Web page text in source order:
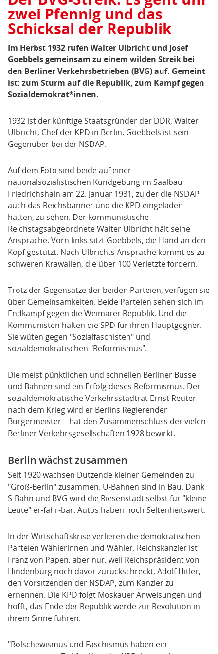
zwei Pfennig und das
Schicksal der Republik
Im Herbst 1932 rufen Walter Ulbricht und Josef
Goebbels gemeinsam zu einem wilden Streik bei
den Berliner Verkehrsbetrieben (BVG) auf. Gemeint
ist: zum Sturm auf die Republik, zum Kampf gegen
Sozialdemokrat*innen.
1932 ist der künftige Staatsgründer der DDR, Walter
Ulbricht, Chef der KPD in Berlin. Goebbels ist sein
Gegenüber bei der NSDAP.
Auf dem Foto sind beide auf einer
nationalsozialistischen Kundgebung im Saalbau
Friedrichshain am 22. Januar 1931, zu der die NSDAP
auch das Reichsbanner und die KPD eingeladen
hatten, zu sehen. Der kommunistische
Reichstagsabgeordnete Walter Ulbricht hält seine
Ansprache. Vorn links sitzt Goebbels, die Hand an den
Kopf gestützt. Nach Ulbrichts Ansprache kommt es zu
schweren Krawallen, die über 100 Verletzte fordern.
Trotz der Gegensätze der beiden Parteien, verfügen sie
über Gemeinsamkeiten. Beide Parteien sehen sich im
Endkampf gegen die Weimarer Republik. Und die
Kommunisten halten die SPD für ihren Hauptgegner.
Sie wüten gegen "Sozialfaschisten" und
sozialdemokratischen "Reformismus".
Die meist pünktlichen und schnellen Berliner Busse
und Bahnen sind ein Erfolg dieses Reformismus. Der
sozialdemokratische Verkehrsstadtrat Ernst Reuter –
nach dem Krieg wird er Berlins Regierender
Bürgermeister – hat den Zusammenschluss der vielen
Berliner Verkehrsgesellschaften 1928 bewirkt.
Berlin wächst zusammen
Seit 1920 wachsen Dutzende kleiner Gemeinden zu
"Groß-Berlin" zusammen. U-Bahnen sind in Bau. Dank
S-Bahn und BVG wird die Riesenstadt selbst für "kleine
Leute" er-fahr-bar. Autos haben noch Seltenheitswert.
In der Wirtschaftskrise verlieren die demokratischen
Parteien Wählerinnen und Wähler. Reichskanzler ist
Franz von Papen, aber nur, weil Reichspräsident von
Hindenburg noch davor zurückschreckt, Adolf Hitler,
den Vorsitzenden der NSDAP, zum Kanzler zu
ernennen. Die KPD folgt Moskauer Anweisungen und
hofft, das Ende der Republik werde zur Revolution in
ihrem Sinne führen.
"Bolschewismus und Faschismus haben ein